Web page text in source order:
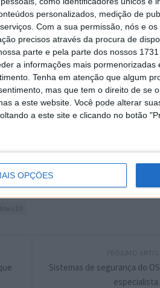
personalizados, medição de
Com a sua permissão, nós e
precisos através da procura de
parte e pela parte dos nossos
a informações mais
Tenha em atenção que algum
mas que tem o direito de se
a este website. Você pode alterar
a este site e clicando no botão
OPÇÕES
final do Windows 10 já durante
tem mais de um ano
no Google Notícias
Sistemas de segurança do
especialista